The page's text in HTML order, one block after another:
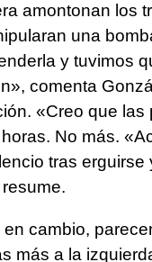
amontonan los
una
y tuvimos
comenta
«Creo que
No más.
tras
cambio,
más a la